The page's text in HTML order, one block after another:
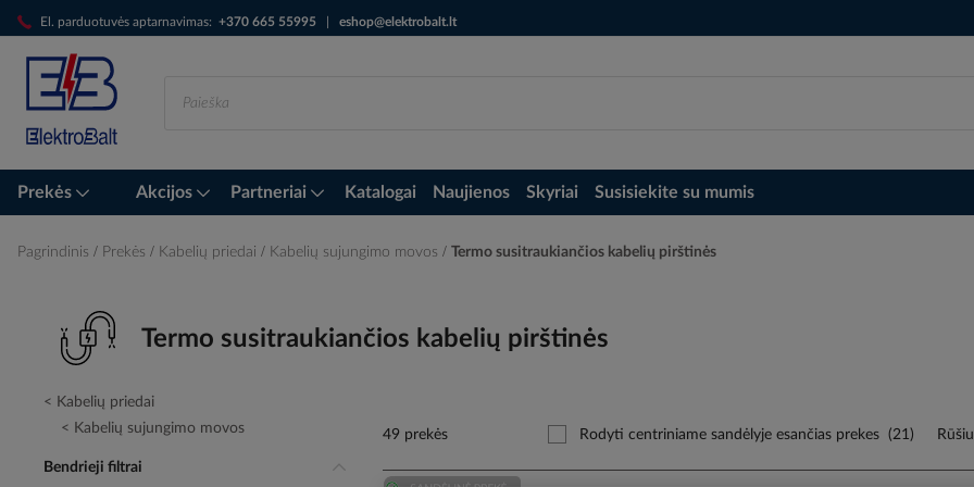
El. parduotuvės aptarnavimas: +370 665 55995 eshop@elektrobalt.lt
Skip
to
Content
Prekės Akcijos Partneriai Katalogai Naujienos Skyriai Susisiekite su mumis
Pagrindinis Prekės Kabelių priedai Kabelių sujungimo movos Termo susitraukiančios kabelių pirštinės
Termo susitraukiančios kabelių pirštinės
49 prekės Rodyti centriniame sandėlyje esančias prekes (21)
Kabelių priedai
Kabelių sujungimo movos
Bendrieji filtrai